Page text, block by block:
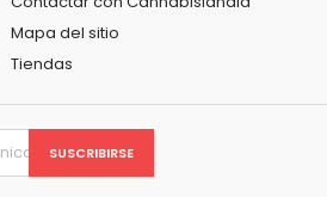
Mapa del sitio
Tiendas